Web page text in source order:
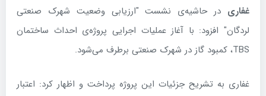
غفاری در حاشیه‌ی نشست "ارزیابی وضعیت شهرک صنعتی
لردگان" افزود: با آغاز عملیات اجرایی پروژه‌ی احداث ساختمان
TBS، کمبود گاز در شهرک صنعتی برطرف می‌شود.
غفاری به تشریح جزئیات این پروژه پرداخت و اظهار کرد: اعتبار